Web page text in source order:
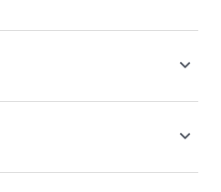
Schweizer Franken (CHF) inkl.